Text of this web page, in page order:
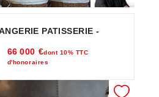
PATISSERIE -
66 000 €dont 10% TTC
d'honoraires